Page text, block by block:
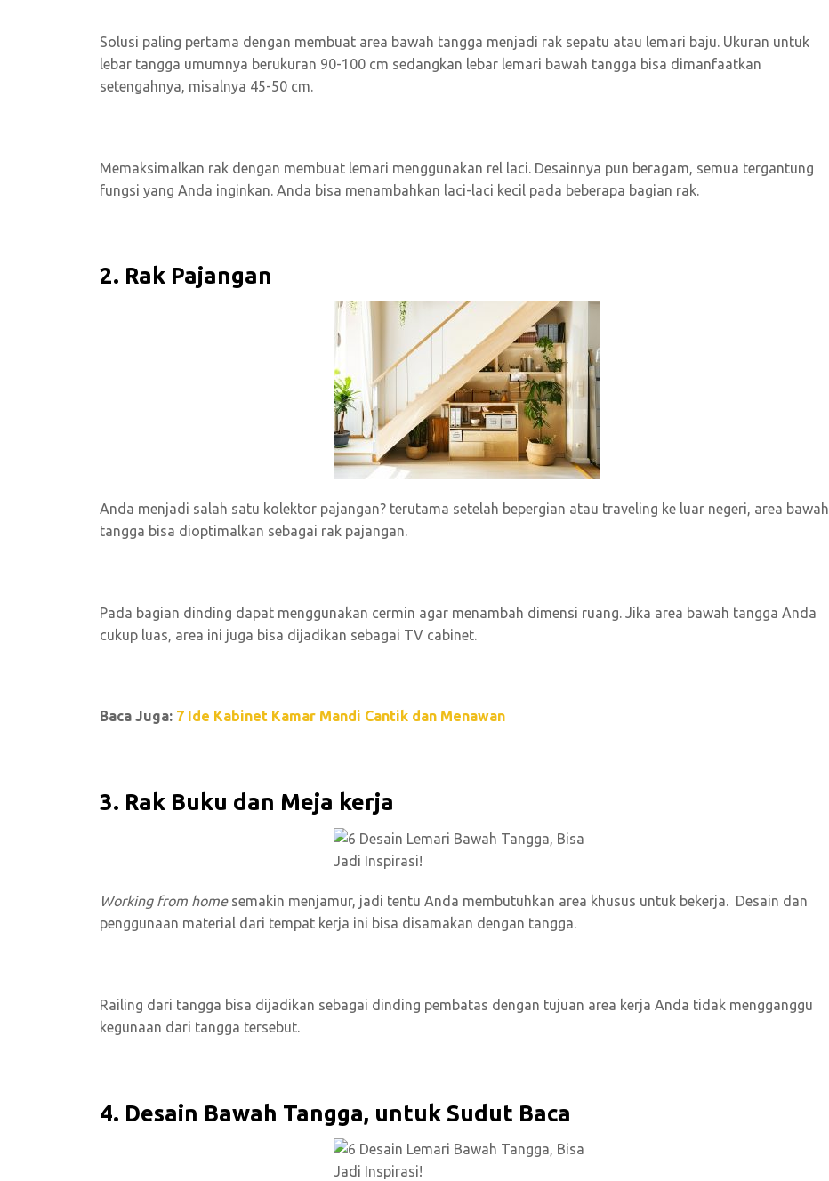
Solusi paling pertama dengan membuat area bawah tangga menjadi rak sepatu atau lemari baju. Ukuran untuk
lebar tangga umumnya berukuran 90-100 cm sedangkan lebar lemari bawah tangga bisa dimanfaatkan
setengahnya, misalnya 45-50 cm.
Memaksimalkan rak dengan membuat lemari menggunakan rel laci. Desainnya pun beragam, semua tergantung
fungsi yang Anda inginkan. Anda bisa menambahkan laci-laci kecil pada beberapa bagian rak.
2. Rak Pajangan
Anda menjadi salah satu kolektor pajangan? terutama setelah bepergian atau traveling ke luar negeri, area bawah
tangga bisa dioptimalkan sebagai rak pajangan.
Pada bagian dinding dapat menggunakan cermin agar menambah dimensi ruang. Jika area bawah tangga Anda
cukup luas, area ini juga bisa dijadikan sebagai TV cabinet.
Baca Juga: 7 Ide Kabinet Kamar Mandi Cantik dan Menawan
3. Rak Buku dan Meja kerja
Working from home semakin menjamur, jadi tentu Anda membutuhkan area khusus untuk bekerja. Desain dan
penggunaan material dari tempat kerja ini bisa disamakan dengan tangga.
Railing dari tangga bisa dijadikan sebagai dinding pembatas dengan tujuan area kerja Anda tidak mengganggu
kegunaan dari tangga tersebut.
4. Desain Bawah Tangga, untuk Sudut Baca